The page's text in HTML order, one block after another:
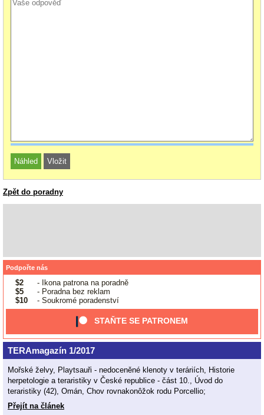
Zpět do poradny
Podpořte nás
$2
- Ikona patrona na poradně
$5
- Poradna bez reklam
$10
- Soukromé poradenství
STAŇTE SE PATRONEM
TERAmagazín 1/2017
Mořské želvy, Playtsauři - nedoceněné klenoty v teráriích, Historie
herpetologie a teraristiky v České republice - část 10., Úvod do
teraristiky (42), Omán, Chov rovnakonôžok rodu Porcellio;
Přejít na článek